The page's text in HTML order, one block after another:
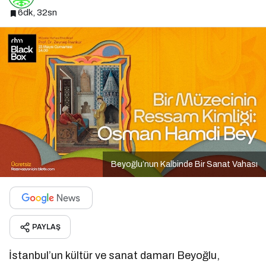
6dk, 32sn
Beyoğlu’nun Kalbinde Bir Sanat Vahası
PAYLAŞ
İstanbul’un kültür ve sanat damarı Beyoğlu,